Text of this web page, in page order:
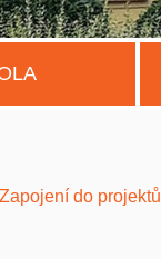
Zapojení do projektů